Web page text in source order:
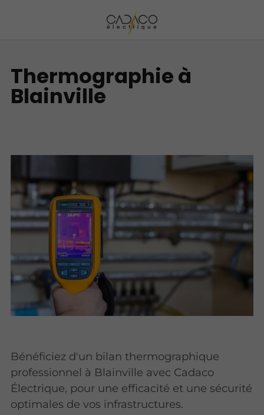
Thermographie à
Blainville
Bénéficiez d'un bilan thermographique
professionnel à Blainville avec Cadaco
Électrique, pour une efficacité et une sécurité
optimales de vos infrastructures.